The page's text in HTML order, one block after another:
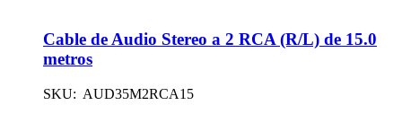
Cable de Audio Stereo a 2 RCA (R/L) de 15.0
metros
SKU: AUD35M2RCA15